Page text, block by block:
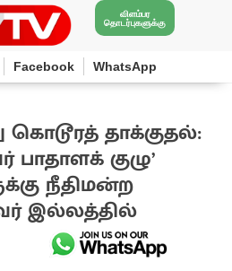
விளம்பர
தொடர்புகளுக்கு
Facebook WhatsApp
தாக்குதல்:
பாதாளக் குழு’
நீதிமன்ற
இல்லத்தில்